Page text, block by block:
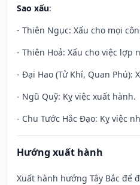
Sao xấu:
- Thiên Ngục: Xấu cho mọi
- Thiên Hoả: Xấu cho việc lợp
- Đại Hao (Tử Khí, Quan Phú):
- Ngũ Quỹ: Kỵ việc xuất hành.
- Chu Tước Hắc Đạo: Kỵ việc
Hướng xuất hành
Xuất hành hướng Tây Bắc để